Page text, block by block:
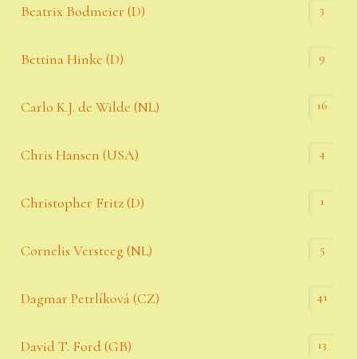
Beatrix Bodmeier (D) 3
Bettina Hinke (D) 9
Carlo K.J. de Wilde (NL) 16
Chris Hansen (USA) 4
Christopher Fritz (D) 1
Cornelis Versteeg (NL) 5
Dagmar Petrlíková (CZ) 41
David T. Ford (GB) 13